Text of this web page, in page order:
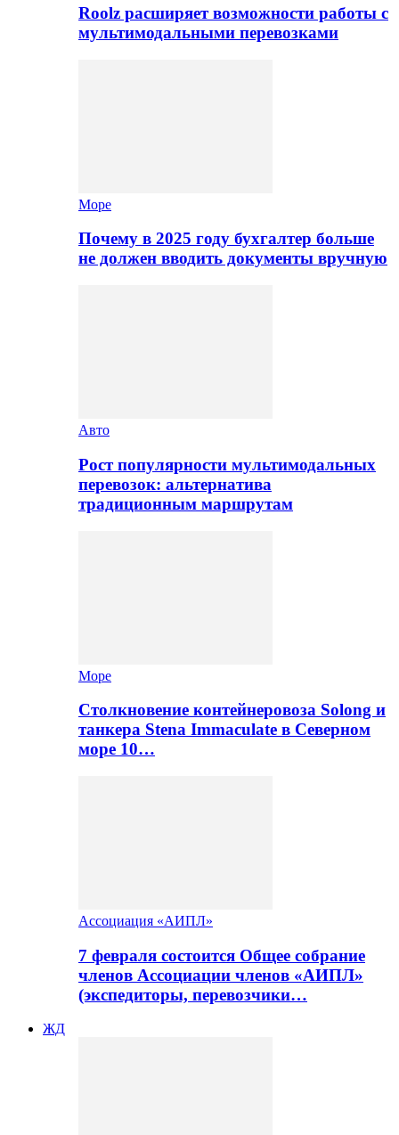
Roolz расширяет возможности работы с
мультимодальными перевозками
Море
Почему в 2025 году бухгалтер больше
не должен вводить документы вручную
Авто
Рост популярности мультимодальных
перевозок: альтернатива
традиционным маршрутам
Море
Столкновение контейнеровоза Solong и
танкера Stena Immaculate в Северном
море 10…
Ассоциация «АИПЛ»
7 февраля состоится Общее собрание
членов Ассоциации членов «АИПЛ»
(экспедиторы, перевозчики…
ЖД